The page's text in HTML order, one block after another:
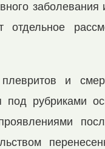
и
под рубриками